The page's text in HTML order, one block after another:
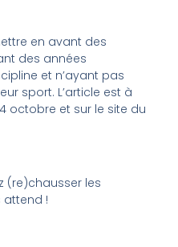
en avant des
des années
et n’ayant pas
sport. L’article est à
octobre et sur le site du
(re)chausser les
attend !